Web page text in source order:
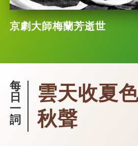
京劇大師梅蘭芳逝世
每
日
一
詞
雲天收夏
秋聲